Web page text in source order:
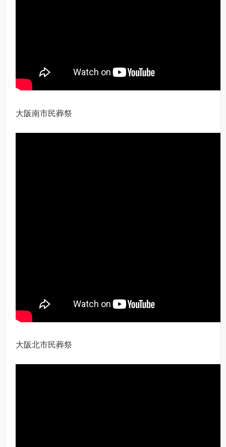
大阪南市民葬祭
大阪北市民葬祭